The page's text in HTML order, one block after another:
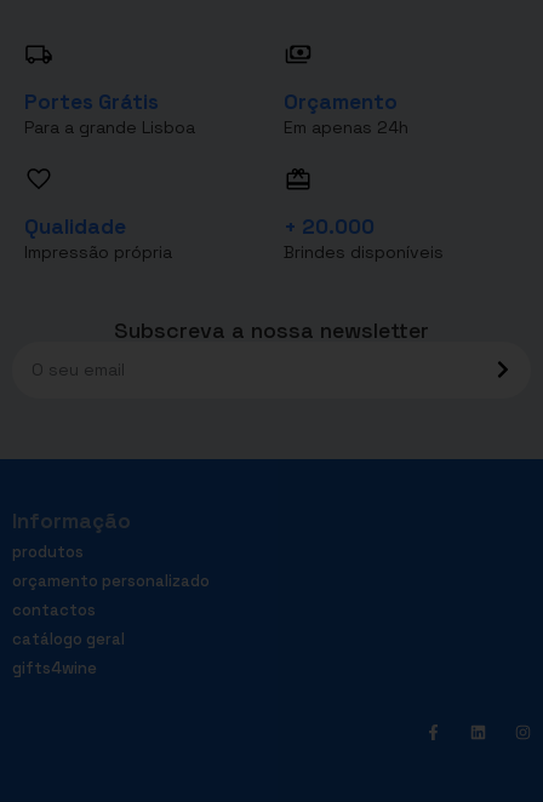
Portes Grátis
Para a grande Lisboa
Orçamento
Em apenas 24h
Qualidade
Impressão própria
+ 20.000
Brindes disponíveis
Subscreva a nossa newsletter
Informação
produtos
orçamento personalizado
contactos
catálogo geral
gifts4wine